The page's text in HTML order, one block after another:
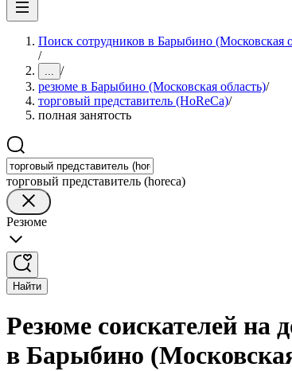
Поиск сотрудников в Барыбино (Московская
/
... /
резюме в Барыбино (Московская область)/
торговый представитель (HoReCa)/
полная занятость
торговый представитель (horeca)
Резюме
Найти
Резюме соискателей на
в Барыбино